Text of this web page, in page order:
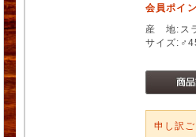
会員ポイ
産 地:ス
サイズ
申し訳